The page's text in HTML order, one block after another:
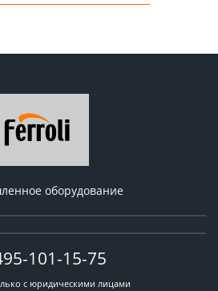
оборудование
101-15-75
с юридическими лицами